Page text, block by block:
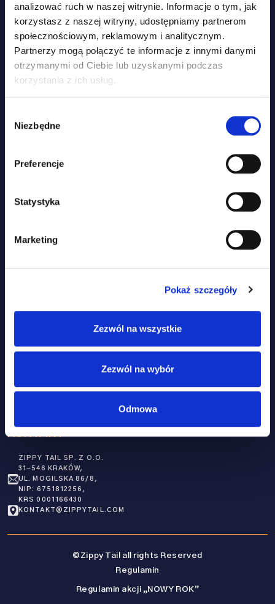
analizować ruch w naszej witrynie. Informacje o tym, jak
korzystasz z naszej witryny, udostępniamy partnerom
społecznościowym, reklamowym i analitycznym.
Partnerzy mogą połączyć te informacje z innymi danymi
otrzymanymi od Ciebie lub uzyskanymi podczas
korzystania z ich usług.
zgody
Niezbędne
Preferencje
Statystyka
Marketing
Pokaż szczegóły
Zezwól na wszystkie
Zezwól na wybór
Odmowa
MOJE KONTO
NEWSLETTER
MULTI-WSPARCIE
KONTAKT
ZIPPY TAIL SP. Z O.O.
31-546 KRAKÓW,
UL. MOGILSKA 86/8,
NIP: 6751812256,
KRS 0001166430
KONTAKT@ZIPPYTAIL.COM
DOŁĄCZ DO RODZINY ZIPPY TAIL I ZYSKAJ
15% ZNIŻKI NA ZAKUPY
ZAPISZ SIĘ DO NEWSLETTERA I UZYSKAJ DOSTĘP DO
©Zippy Tail all rights Reserved
Regulamin
Regulamin akcji „NOWY ROK”